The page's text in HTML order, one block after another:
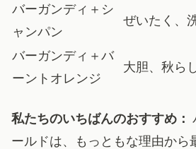
バーガンディ＋シ
ャンパン
ぜいたく、
バーガンディ＋バ
ーントオレンジ
大胆、秋ら
私たちのいちばんのおすすめ：
ールドは、もっともな理由から